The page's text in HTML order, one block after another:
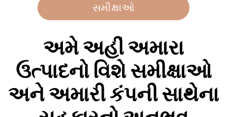
સમીક્ષાઓ
અમે અહીં અમારા
ઉત્પાદનો વિશે સમીક્ષાઓ
અને અમારી કંપની સાથેના